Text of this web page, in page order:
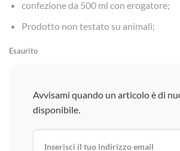
confezione da 500 ml con erogatore;
Prodotto non testato su animali;
Esaurito
Avvisami quando un articolo è di
disponibile.